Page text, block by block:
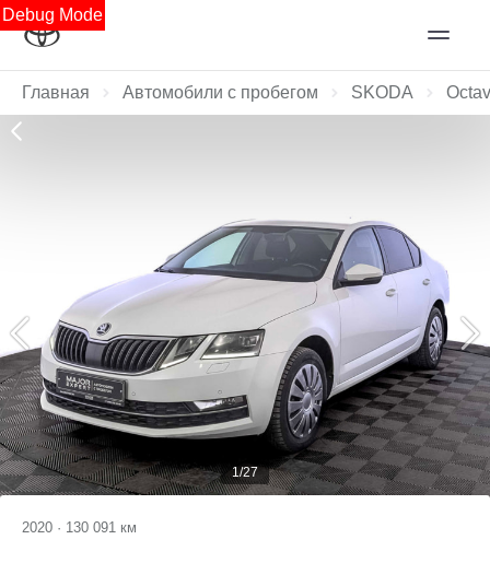
Debug Mode
Главная Автомобили с пробегом SKODA
1/27
2020 · 130 091 км